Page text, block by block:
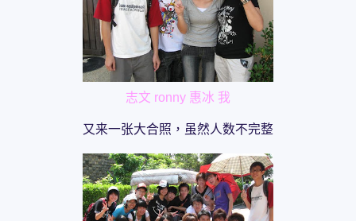
志文 ronny 惠冰 我
又来一张大合照，虽然人数不完整